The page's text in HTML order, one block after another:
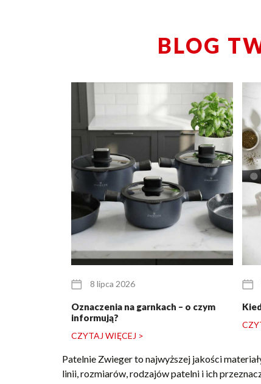
BLOG
8 lipca 2026
Oznaczenia na garnkach – o czym
informują?
CZYTAJ WIĘCEJ >
Patelnie Zwieger to najwyższej jakości
linii, rozmiarów, rodzajów patelni i ich